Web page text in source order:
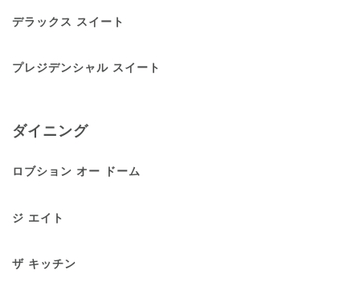
デラックス スイート
プレジデンシャル スイート
ダイニング
ロブション オー ドーム
ジ エイト
ザ キッチン